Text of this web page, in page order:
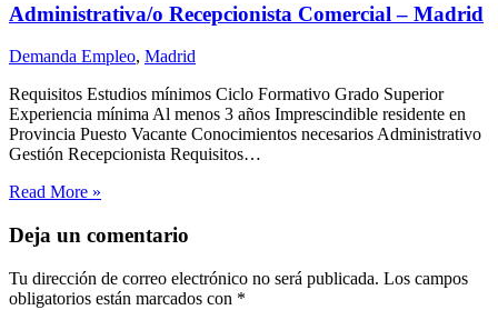
Administrativa/o Recepcionista Comercial – Madrid
Demanda Empleo, Madrid
Requisitos Estudios mínimos Ciclo Formativo Grado Superior
Experiencia mínima Al menos 3 años Imprescindible residente en
Provincia Puesto Vacante Conocimientos necesarios Administrativo
Gestión Recepcionista Requisitos…
Read More »
Deja un comentario
Tu dirección de correo electrónico no será publicada. Los campos
obligatorios están marcados con *